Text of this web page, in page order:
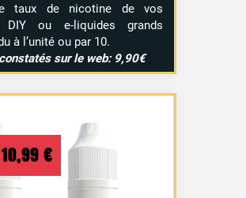
taux de nicotine de vos
DIY ou e-liquides grands
à l’unité ou par 10.
sur le web: 9,90€
10,99 €
Plage
de